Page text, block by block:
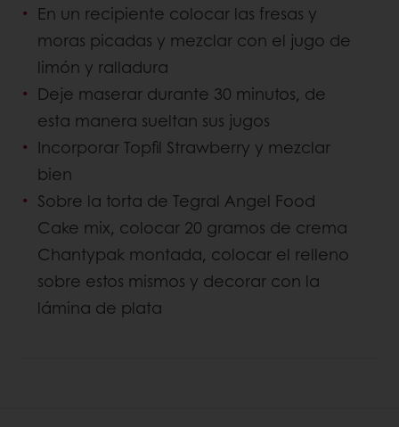
En un recipiente colocar las fresas y
moras picadas y mezclar con el jugo de
limón y ralladura
Deje maserar durante 30 minutos, de
esta manera sueltan sus jugos
Incorporar Topfil Strawberry y mezclar
bien
Sobre la torta de Tegral Angel Food
Cake mix, colocar 20 gramos de crema
Chantypak montada, colocar el relleno
sobre estos mismos y decorar con la
lámina de plata